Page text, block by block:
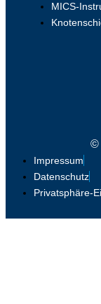
MICS-
©
Impressum
Datenschutz
Privatsphäre-